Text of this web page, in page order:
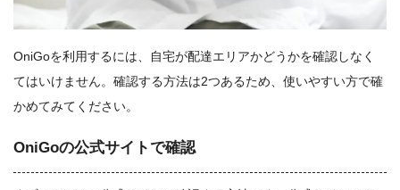
OniGoを利用するには、自宅が配達エリアかどうかを確認しなく
てはいけません。確認する方法は2つあるため、使いやすい方で確
かめてみてください。
OniGoの公式サイトで確認